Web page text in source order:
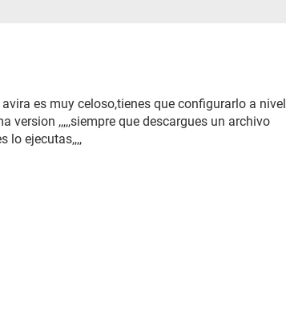
es muy celoso,tienes que configurarlo a nivel
version ,,,,,siempre que descargues un archivo
lo ejecutas,,,,